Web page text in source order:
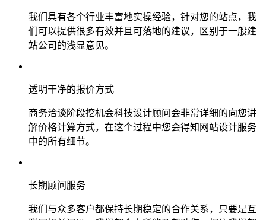
我们具有各个行业丰富地实操经验，针对您的站点，我
们可以提供很多有效并且可落地的建议，区别于一般建
站公司的浅显意见。
透明干净的报价方式
商务洽谈阶段挖机会科技设计顾问会非常详细的向您讲
解价格计算方式，在这个过程中您会得知网站设计服务
中的所有细节。
长期顾问服务
我们与众多客户都保持长期稳定的合作关系，只要是互